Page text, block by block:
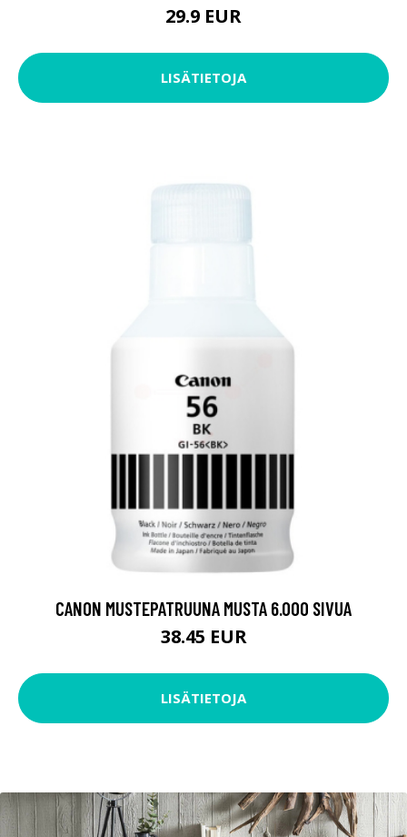
29.9 EUR
LISÄTIETOJA
CANON MUSTEPATRUUNA MUSTA 6.000 SIVUA
38.45 EUR
LISÄTIETOJA